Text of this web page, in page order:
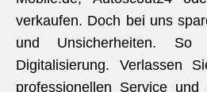
verkaufen. Doch bei uns
und Unsicherheiten.
Digitalisierung. Verlassen
professionellen Service